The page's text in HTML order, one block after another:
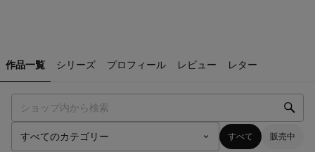
作品一覧 シリーズ プロフィール レビュー レター
すべて 販売中